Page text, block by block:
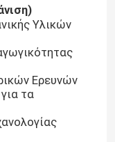
Υλικών
Ερευνών
τα